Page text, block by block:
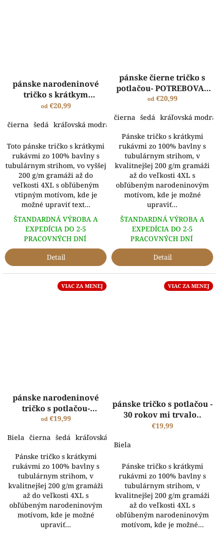
pánske narodeninové
tričko s krátkym
rukávom - Pijem len ...
od€20,99
čierna šedá kráľovská modrá
Toto pánske tričko s krátkymi
rukávmi zo 100% bavlny s
tubulárnym strihom, vo vyššej
200 g/m gramáži až do
veľkosti 4XL s obľúbeným
vtipným motívom, kde je
možné upraviť text...
ŠTANDARDNÁ VÝROBA A
EXPEDÍCIA DO 2-5
PRACOVNÝCH DNÍ
Detail
pánske čierne tričko s
potlačou- POTREBOVAL
SOM ...
od€20,99
čierna šedá kráľovská modrá
Pánske tričko s krátkymi
rukávmi zo 100% bavlny s
tubulárnym strihom, v
kvalitnejšej 200 g/m gramáži
až do veľkosti 4XL s
obľúbeným narodeninovým
motívom, kde je možné
upraviť...
ŠTANDARDNÁ VÝROBA A
EXPEDÍCIA DO 2-5
PRACOVNÝCH DNÍ
Detail
VIAC ZA MENEJ
pánske narodeninové
tričko s potlačou-
Nebrzdím, idem ďalej
od€19,99
Biela čierna šedá kráľovská modrá
Pánske tričko s krátkymi
rukávmi zo 100% bavlny s
tubulárnym strihom, v
kvalitnejšej 200 g/m gramáži
až do veľkosti 4XL s
obľúbeným narodeninovým
motívom, kde je možné
upraviť...
VIAC ZA MENEJ
pánske tričko s potlačou -
30 rokov mi trvalo..
€19,99
Biela
Pánske tričko s krátkymi
rukávmi zo 100% bavlny s
tubulárnym strihom, v
kvalitnejšej 200 g/m gramáži
až do veľkosti 4XL s
obľúbeným narodeninovým
motívom, kde je možné...